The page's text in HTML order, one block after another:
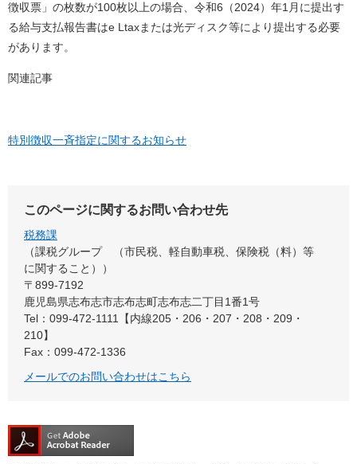
徴収票」の枚数が100枚以上の場合、令和6（2024）年1月に提出す
る給与支払報告書はe Ltaxまたは光ディスク等により提出する必要
があります。
関連記事
特別徴収一斉指定に関するお知らせ
このページに関するお問い合わせ先
税務課
課税グループ （市民税、軽自動車税、保険税（料）等
に関すること）
〒899-7192
鹿児島県志布志市志布志町志布志二丁目1番1号
Tel：099-472-1111【内線205・206・207・208・209・
210】
Fax：099-472-1336
メールでのお問い合わせはこちら